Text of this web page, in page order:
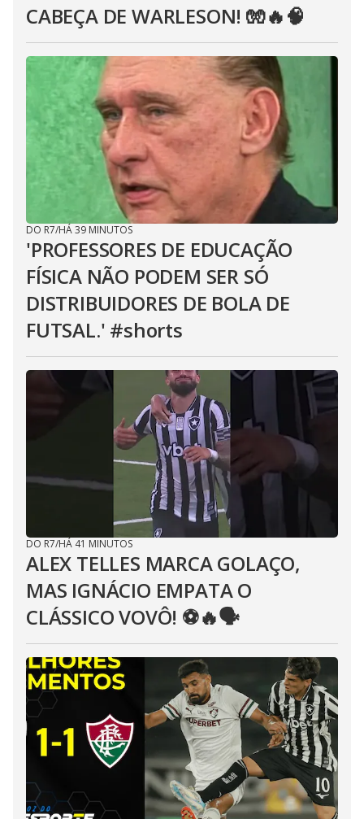
CABEÇA DE WARLESON! 🧤🔥🧠
DO R7/HÁ 39 MINUTOS
'PROFESSORES DE EDUCAÇÃO
FÍSICA NÃO PODEM SER SÓ
DISTRIBUIDORES DE BOLA DE
FUTSAL.' #shorts
DO R7/HÁ 41 MINUTOS
ALEX TELLES MARCA GOLAÇO,
MAS IGNÁCIO EMPATA O
CLÁSSICO VOVÔ! ⚽️🔥🗣